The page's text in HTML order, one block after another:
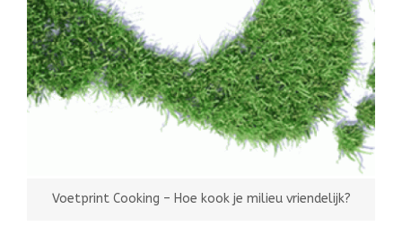
Voetprint Cooking – Hoe kook je milieu vriendelijk?